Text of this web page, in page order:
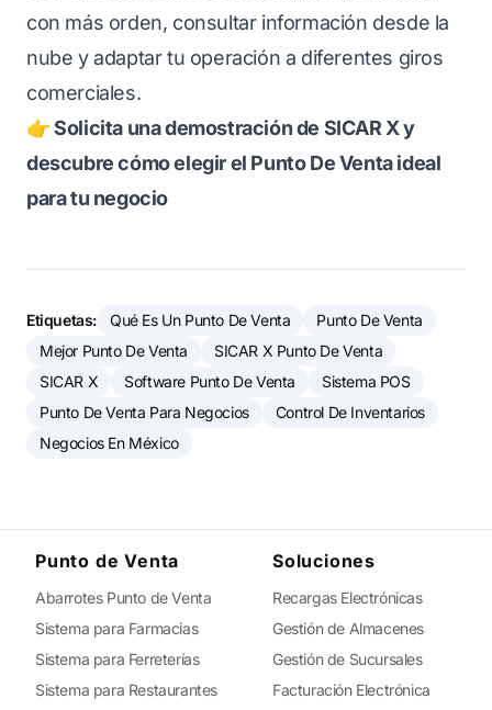
con más orden, consultar información desde la
nube y adaptar tu operación a diferentes giros
comerciales.
👉 Solicita una demostración de SICAR X y
descubre cómo elegir el Punto De Venta ideal
para tu negocio
Etiquetas: Qué Es Un Punto De Venta
Punto De Venta
Mejor Punto De Venta
SICAR X Punto De Venta
SICAR X
Software Punto De Venta
Sistema POS
Punto De Venta Para Negocios
Control De Inventarios
Negocios En México
Punto de Venta
Abarrotes Punto de Venta
Sistema para Farmacias
Sistema para Ferreterías
Sistema para Restaurantes
Soluciones
Recargas Electrónicas
Gestión de Almacenes
Gestión de Sucursales
Facturación Electrónica